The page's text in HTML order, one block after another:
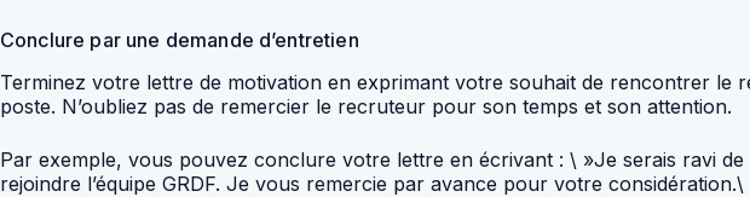
Conclure par une demande d’entretien
Terminez votre lettre de motivation en exprimant votre souhait de rencontrer
poste. N’oubliez pas de remercier le recruteur pour son temps et son attention.
Par exemple, vous pouvez conclure votre lettre en écrivant : \ »Je serais ravi
rejoindre l’équipe GRDF. Je vous remercie par avance pour votre